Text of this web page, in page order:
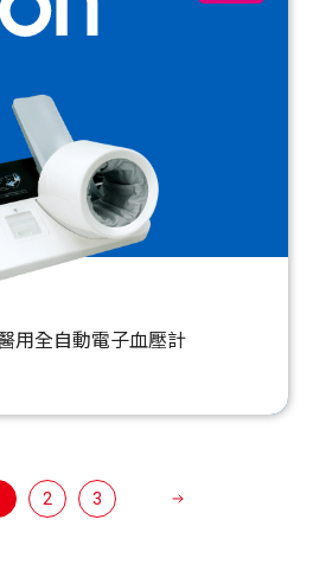
用全自動電子血壓計
2 3